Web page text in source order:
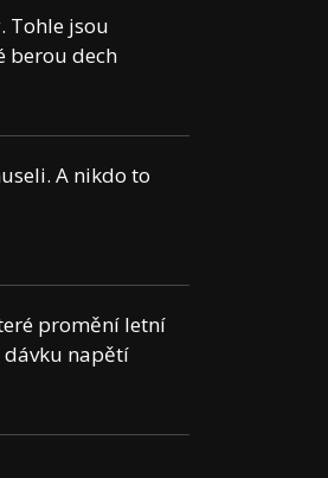
Tohle jsou
berou dech
A nikdo to
promění letní
napětí